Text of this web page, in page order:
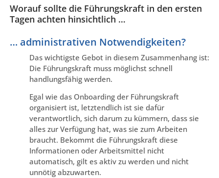
Worauf sollte die Führungskraft in den ersten
Tagen achten hinsichtlich …
… administrativen Notwendigkeiten?
Das wichtigste Gebot in diesem Zusammenhang ist:
Die Führungskraft muss möglichst schnell
handlungsfähig werden.
Egal wie das Onboarding der Führungskraft
organisiert ist, letztendlich ist sie dafür
verantwortlich, sich darum zu kümmern, dass sie
alles zur Verfügung hat, was sie zum Arbeiten
braucht. Bekommt die Führungskraft diese
Informationen oder Arbeitsmittel nicht
automatisch, gilt es aktiv zu werden und nicht
unnötig abzuwarten.